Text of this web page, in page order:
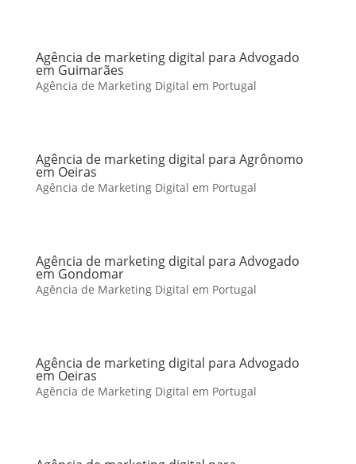
Agência de marketing digital para Advogado
em Guimarães
Agência de Marketing Digital em Portugal
Agência de marketing digital para Agrônomo
em Oeiras
Agência de Marketing Digital em Portugal
Agência de marketing digital para Advogado
em Gondomar
Agência de Marketing Digital em Portugal
Agência de marketing digital para Advogado
em Oeiras
Agência de Marketing Digital em Portugal